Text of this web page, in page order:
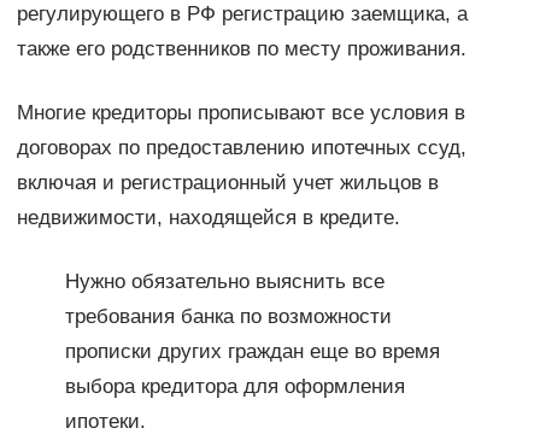
регулирующего в РФ регистрацию заемщика, а
также его родственников по месту проживания.
Многие кредиторы прописывают все условия в
договорах по предоставлению ипотечных ссуд,
включая и регистрационный учет жильцов в
недвижимости, находящейся в кредите.
Нужно обязательно выяснить все
требования банка по возможности
прописки других граждан еще во время
выбора кредитора для оформления
ипотеки.